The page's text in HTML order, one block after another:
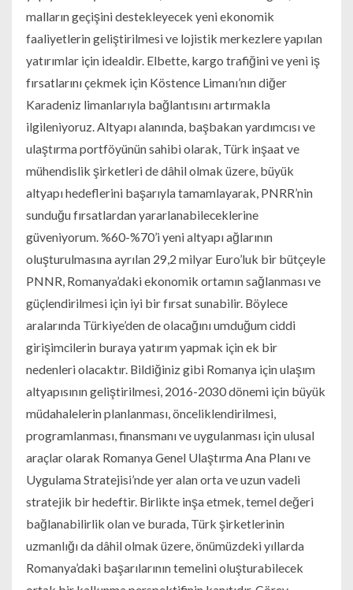
malların geçişini destekleyecek yeni ekonomik
faaliyetlerin geliştirilmesi ve lojistik merkezlere yapılan
yatırımlar için idealdir. Elbette, kargo trafiğini ve yeni iş
fırsatlarını çekmek için Köstence Limanı’nın diğer
Karadeniz limanlarıyla bağlantısını artırmakla
ilgileniyoruz. Altyapı alanında, başbakan yardımcısı ve
ulaştırma portföyünün sahibi olarak, Türk inşaat ve
mühendislik şirketleri de dâhil olmak üzere, büyük
altyapı hedeflerini başarıyla tamamlayarak, PNRR’nin
sunduğu fırsatlardan yararlanabileceklerine
güveniyorum. %60-%70’i yeni altyapı ağlarının
oluşturulmasına ayrılan 29,2 milyar Euro’luk bir bütçeyle
PNNR, Romanya’daki ekonomik ortamın sağlanması ve
güçlendirilmesi için iyi bir fırsat sunabilir. Böylece
aralarında Türkiye’den de olacağını umduğum ciddi
girişimcilerin buraya yatırım yapmak için ek bir
nedenleri olacaktır. Bildiğiniz gibi Romanya için ulaşım
altyapısının geliştirilmesi, 2016-2030 dönemi için büyük
müdahalelerin planlanması, önceliklendirilmesi,
programlanması, finansmanı ve uygulanması için ulusal
araçlar olarak Romanya Genel Ulaştırma Ana Planı ve
Uygulama Stratejisi’nde yer alan orta ve uzun vadeli
stratejik bir hedeftir. Birlikte inşa etmek, temel değeri
bağlanabilirlik olan ve burada, Türk şirketlerinin
uzmanlığı da dâhil olmak üzere, önümüzdeki yıllarda
Romanya’daki başarılarının temelini oluşturabilecek